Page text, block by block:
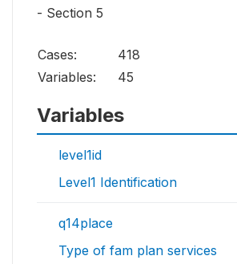
- Section 5
Cases:
418
Variables:
45
Variables
level1id
Level1 Identification
q14place
Type of fam plan services